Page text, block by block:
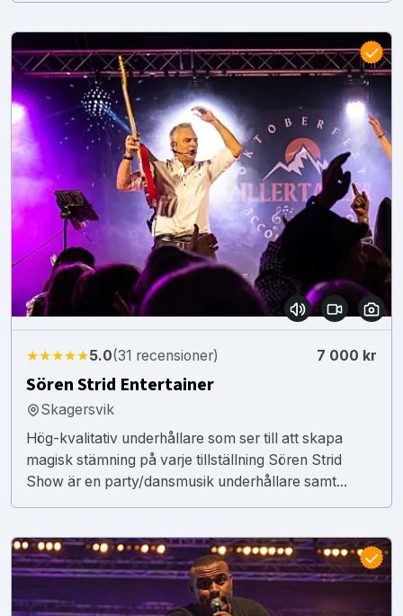
★★★★★5.0(31 recensioner) 7 000 kr
Sören Strid Entertainer
Skagersvik
Hög-kvalitativ underhållare som ser till att skapa
magisk stämning på varje tillställning Sören Strid
Show är en party/dansmusik underhållare samt...